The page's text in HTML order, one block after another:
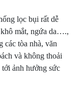
lọc bụi rất dễ
mắt, ngứa da….,
các tòa nhà, văn
và không thoải
ảnh hưởng sức